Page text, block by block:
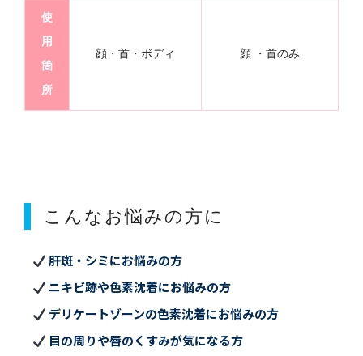
使
用
箇
所
顔・首・ボディ 顔 ・首のみ
こんなお悩みの方に
肝斑・シミにお悩みの方
ニキビ跡や色素沈着にお悩みの方
デリケートゾーンの色素沈着にお悩みの方
目の周りや唇のくすみが気になる方